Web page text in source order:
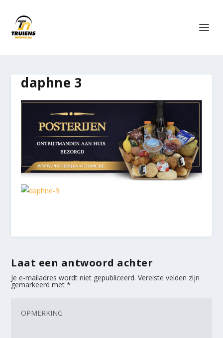
daphne 3
Laat een antwoord achter
Je e-mailadres wordt niet gepubliceerd. Vereiste velden zijn
gemarkeerd met*